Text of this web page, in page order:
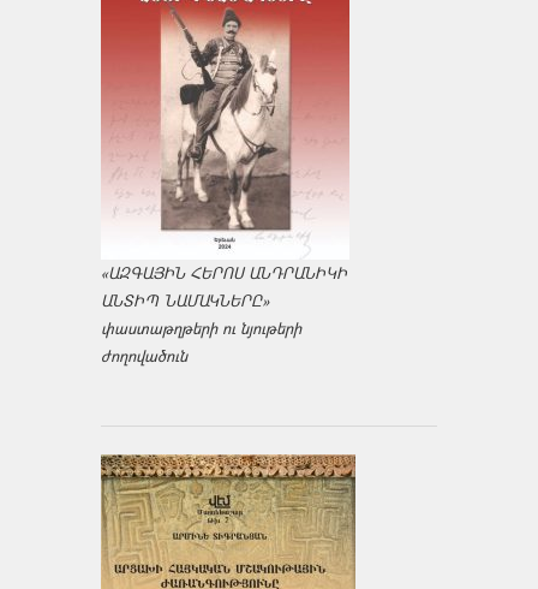
«ԱԶԳԱՅԻՆ ՀԵՐՈՍ ԱՆԴՐԱՆԻԿԻ
ԱՆՏԻՊ ՆԱՄԱԿՆԵՐԸ»
փաստաթղթերի ու նյութերի
ժողովածուն